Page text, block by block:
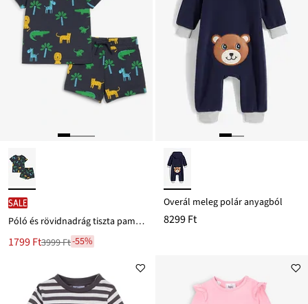
SALE
Póló és rövidnadrág tiszta pamutból (2-részes szett)
Új
1799 Ft
Leárazva3999 Ft-55%
Overál meleg polár anyagból
8299 Ft